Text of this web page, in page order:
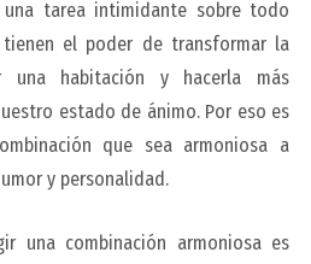
tarea intimidante sobre todo
el poder de transformar la
una habitación y hacerla más
estado de ánimo. Por eso es
que sea armoniosa a
y personalidad.
una combinación armoniosa es